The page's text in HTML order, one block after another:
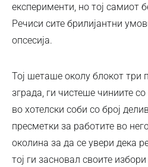
експерименти, но тој самиот
Речиси сите брилијантни
опсесија.
Тој шеташе околу блокот три
зграда, ги чистеше чиниите
во хотелски соби со број
пресметки за работите во
околина за да се увери дека
тој ги засновал своите